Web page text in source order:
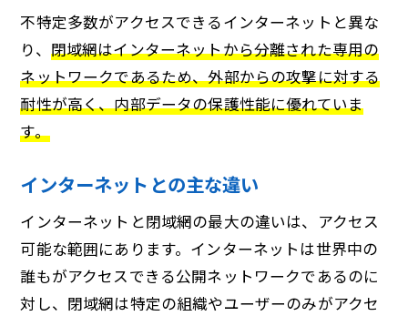
不特定多数がアクセスできるインターネットと異な
り、 閉域網はインターネットから分離された専用の
ネットワークであるため、外部からの攻撃に対する
耐性が高く、内部データの保護性能に優れていま
す。
インターネットとの主な違い
インターネットと閉域網の最大の違いは、アクセス
可能な範囲にあります。インターネットは世界中の
誰もがアクセスできる公開ネットワークであるのに
対し、閉域網は特定の組織やユーザーのみがアクセ